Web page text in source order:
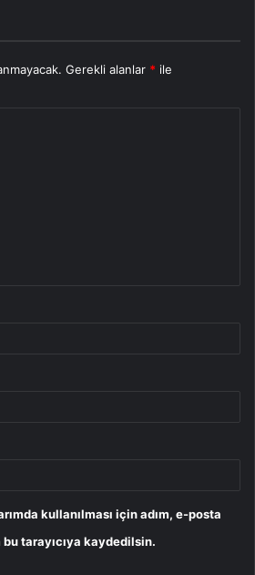
Gerekli alanlar * ile
kullanılması için adım, e-posta
tarayıcıya kaydedilsin.